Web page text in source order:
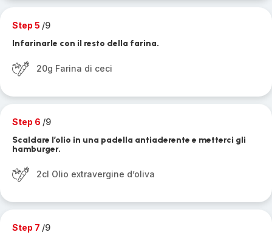
Step 5 /9
Infarinarle con il resto della farina.
20g Farina di ceci
Step 6 /9
Scaldare l’olio in una padella antiaderente e metterci gli
hamburger.
2cl Olio extravergine d’oliva
Step 7 /9